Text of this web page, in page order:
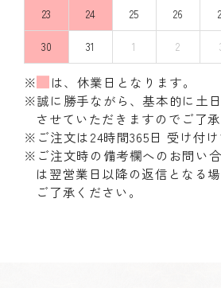
23 24 25 26
30 31 1 2
※
は、休業日となります。
※誠に勝手ながら、基本的に土
させていただきますのでご了承
※ご注文は24時間365日 受け付け
※ご注文時の備考欄へのお問い
は翌営業日以降の返信となる
ご了承ください。